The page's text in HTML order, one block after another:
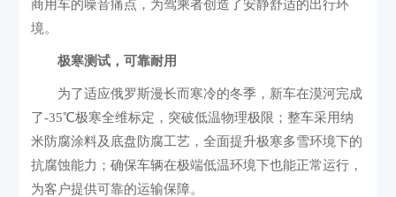
商用车的噪音痛点，为驾乘者创造了安静舒适的出行环
境。
极寒测试，可靠耐用
为了适应俄罗斯漫长而寒冷的冬季，新车在漠河完成
了-35℃极寒全维标定，突破低温物理极限；整车采用纳
米防腐涂料及底盘防腐工艺，全面提升极寒多雪环境下的
抗腐蚀能力；确保车辆在极端低温环境下也能正常运行，
为客户提供可靠的运输保障。